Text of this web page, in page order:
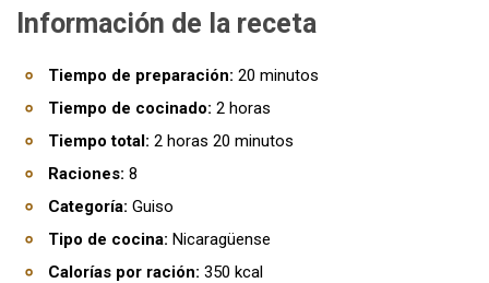
Información de la receta
Tiempo de preparación: 20 minutos
Tiempo de cocinado: 2 horas
Tiempo total: 2 horas 20 minutos
Raciones: 8
Categoría: Guiso
Tipo de cocina: Nicaragüense
Calorías por ración: 350 kcal